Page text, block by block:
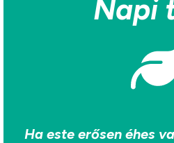
Napi
Ha este erősen éhes